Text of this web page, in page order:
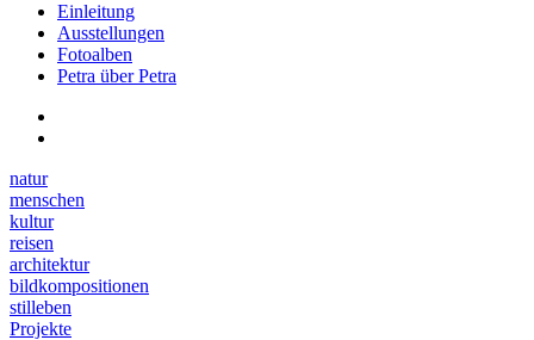
Einleitung
Ausstellungen
Fotoalben
Petra über Petra
natur
menschen
kultur
reisen
architektur
bildkompositionen
stilleben
Projekte